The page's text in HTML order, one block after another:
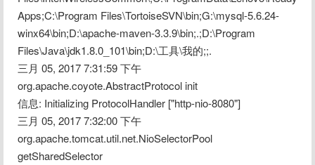
Apps;C:\Program Files\TortoiseSVN\bin;G:\mysql-5.6.24-
winx64\bin;D:\apache-maven-3.3.9\bin;.;D:\Program
Files\Java\jdk1.8.0_101\bin;D:\工具\我的;;.
三月 05, 2017 7:31:59 下午
org.apache.coyote.AbstractProtocol init
信息: Initializing ProtocolHandler ["http-nio-8080"]
三月 05, 2017 7:32:00 下午
org.apache.tomcat.util.net.NioSelectorPool
getSharedSelector